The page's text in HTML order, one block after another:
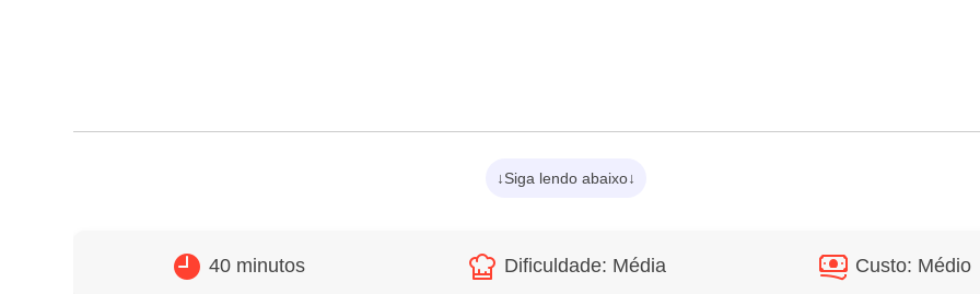
↓Siga lendo abaixo↓
40 minutos Dificuldade: Média Custo: Médio